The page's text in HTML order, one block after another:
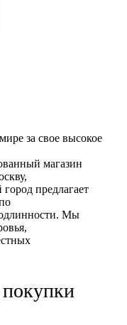
за свое высокое
магазин
предлагает
Мы
покупки